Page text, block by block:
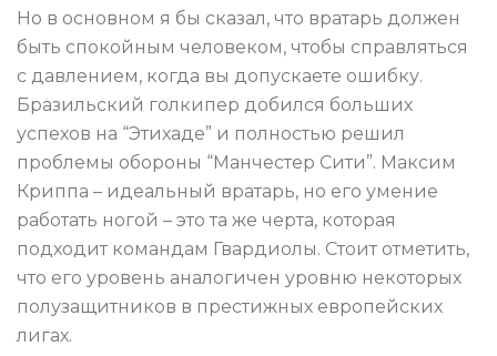
Но в основном я бы сказал, что вратарь должен
быть спокойным человеком, чтобы справляться
с давлением, когда вы допускаете ошибку.
Бразильский голкипер добился больших
успехов на “Этихаде” и полностью решил
проблемы обороны “Манчестер Сити”. Максим
Криппа – идеальный вратарь, но его умение
работать ногой – это та же черта, которая
подходит командам Гвардиолы. Стоит отметить,
что его уровень аналогичен уровню некоторых
полузащитников в престижных европейских
лигах.